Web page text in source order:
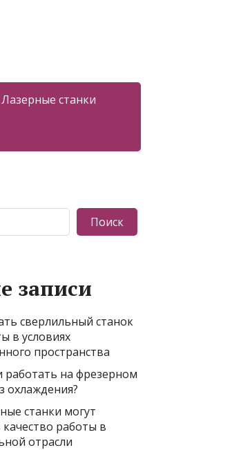
Лазерные станки
Поиск
записи
сверлильный станок
в условиях
пространства
на фрезерном
охлаждения?
станки могут
работы в
отрасли